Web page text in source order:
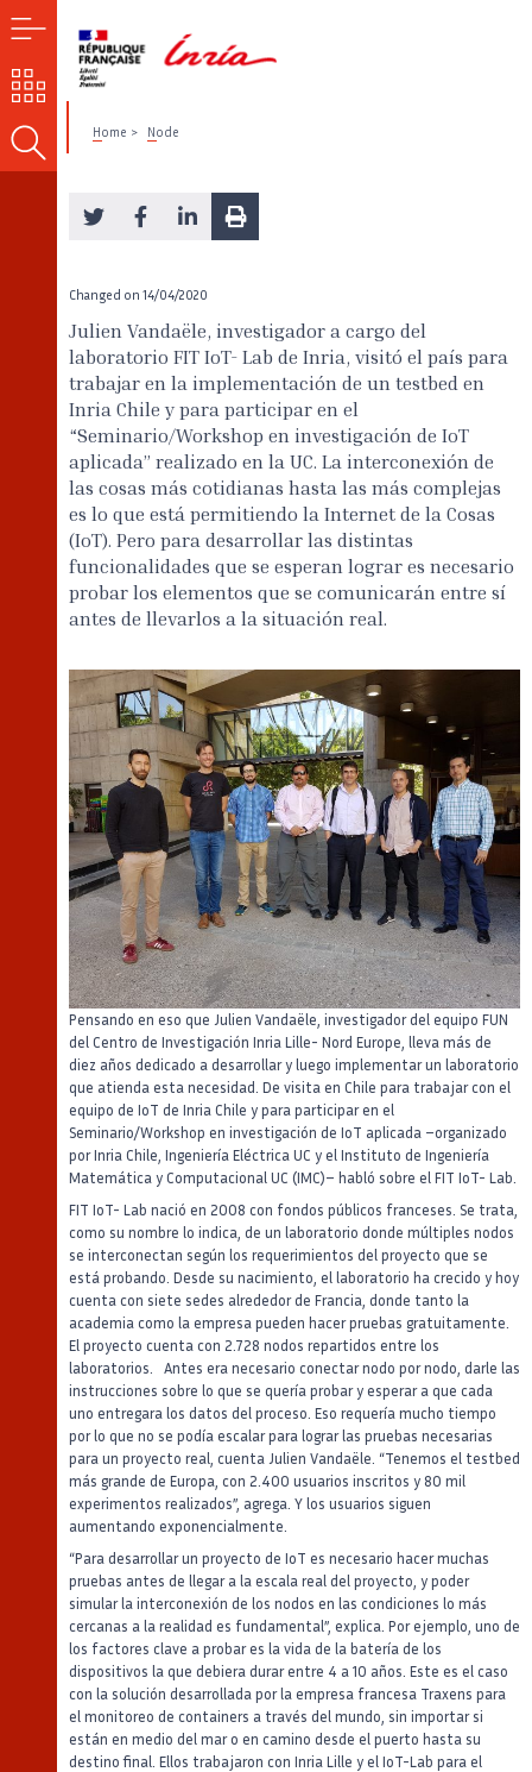
MENU
OUR
CHALLENGES
SEARCH
Home Node
Changed on 14/04/2020
Julien Vandaële, investigador a cargo del
laboratorio FIT IoT- Lab de Inria, visitó el país para
trabajar en la implementación de un testbed en
Inria Chile y para participar en el
“Seminario/Workshop en investigación de IoT
aplicada” realizado en la UC. La interconexión de
las cosas más cotidianas hasta las más complejas
es lo que está permitiendo la Internet de la Cosas
(IoT). Pero para desarrollar las distintas
funcionalidades que se esperan lograr es necesario
probar los elementos que se comunicarán entre sí
antes de llevarlos a la situación real.
Pensando en eso que Julien Vandaële, investigador del equipo FUN
del Centro de Investigación Inria Lille- Nord Europe, lleva más de
diez años dedicado a desarrollar y luego implementar un laboratorio
que atienda esta necesidad. De visita en Chile para trabajar con el
equipo de IoT de Inria Chile y para participar en el
Seminario/Workshop en investigación de IoT aplicada –organizado
por Inria Chile, Ingeniería Eléctrica UC y el Instituto de Ingeniería
Matemática y Computacional UC (IMC)­– habló sobre el FIT IoT- Lab.
FIT IoT- Lab nació en 2008 con fondos públicos franceses. Se trata,
como su nombre lo indica, de un laboratorio donde múltiples nodos
se interconectan según los requerimientos del proyecto que se
está probando. Desde su nacimiento, el laboratorio ha crecido y hoy
cuenta con siete sedes alrededor de Francia, donde tanto la
academia como la empresa pueden hacer pruebas gratuitamente.
El proyecto cuenta con 2.728 nodos repartidos entre los
laboratorios. Antes era necesario conectar nodo por nodo, darle las
instrucciones sobre lo que se quería probar y esperar a que cada
uno entregara los datos del proceso. Eso requería mucho tiempo
por lo que no se podía escalar para lograr las pruebas necesarias
para un proyecto real, cuenta Julien Vandaële. “Tenemos el testbed
más grande de Europa, con 2.400 usuarios inscritos y 80 mil
experimentos realizados”, agrega. Y los usuarios siguen
aumentando exponencialmente.
“Para desarrollar un proyecto de IoT es necesario hacer muchas
pruebas antes de llegar a la escala real del proyecto, y poder
simular la interconexión de los nodos en las condiciones lo más
cercanas a la realidad es fundamental”, explica. Por ejemplo, uno de
los factores clave a probar es la vida de la batería de los
dispositivos la que debiera durar entre 4 a 10 años. Este es el caso
con la solución desarrollada por la empresa francesa Traxens para
el monitoreo de containers a través del mundo, sin importar si
están en medio del mar o en camino desde el puerto hasta su
destino final. Ellos trabajaron con Inria Lille y el IoT-Lab para el